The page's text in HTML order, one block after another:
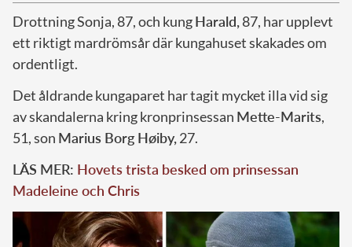
Drottning Sonja, 87, och kungHarald, 87, har upplevt
ett riktigt mardrömsår där kungahuset skakades om
ordentligt.
Det åldrande kungaparet har tagit mycket illa vid sig
av skandalerna kring kronprinsessan Mette-Marits,
51, son Marius Borg Høiby, 27.
LÄS MER: Hovets trista besked om prinsessan
Madeleine och Chris